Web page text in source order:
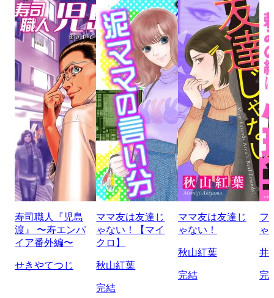
寿司職人『児島
渡』 〜寿エンパ
イア番外編〜
せきやてつじ
ママ友は友達じ
ゃない！【マイ
クロ】
秋山紅葉
完結
ママ友は友達じ
ゃない！
秋山紅葉
完結
フ
ゃ
井
完